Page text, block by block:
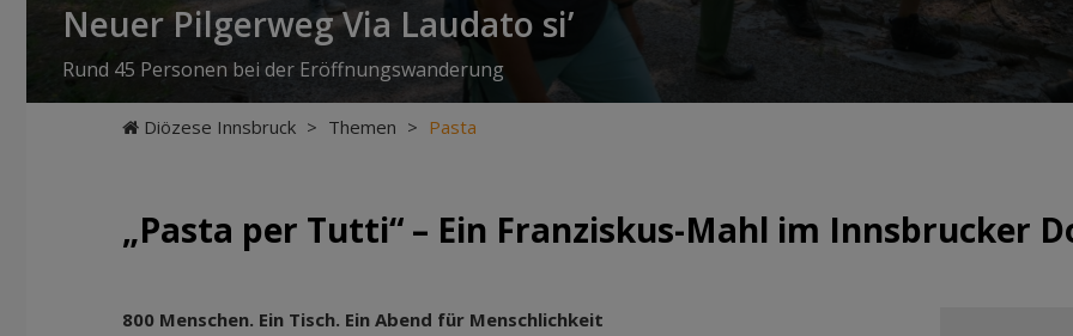
Neuer Pilgerweg Via Laudato si’
Rund 45 Personen bei der Eröffnungswanderung
Diözese Innsbruck > Themen > Pasta
„Pasta per Tutti“ – Ein Franziskus-Mahl im Innsbrucker
800 Menschen. Ein Tisch. Ein Abend für Menschlichkeit